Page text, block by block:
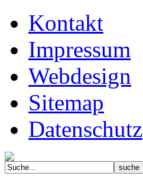
Kontakt
Impressum
Webdesign
Sitemap
Datenschutz